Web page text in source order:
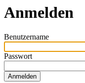
Anmelden
Benutzername
Passwort